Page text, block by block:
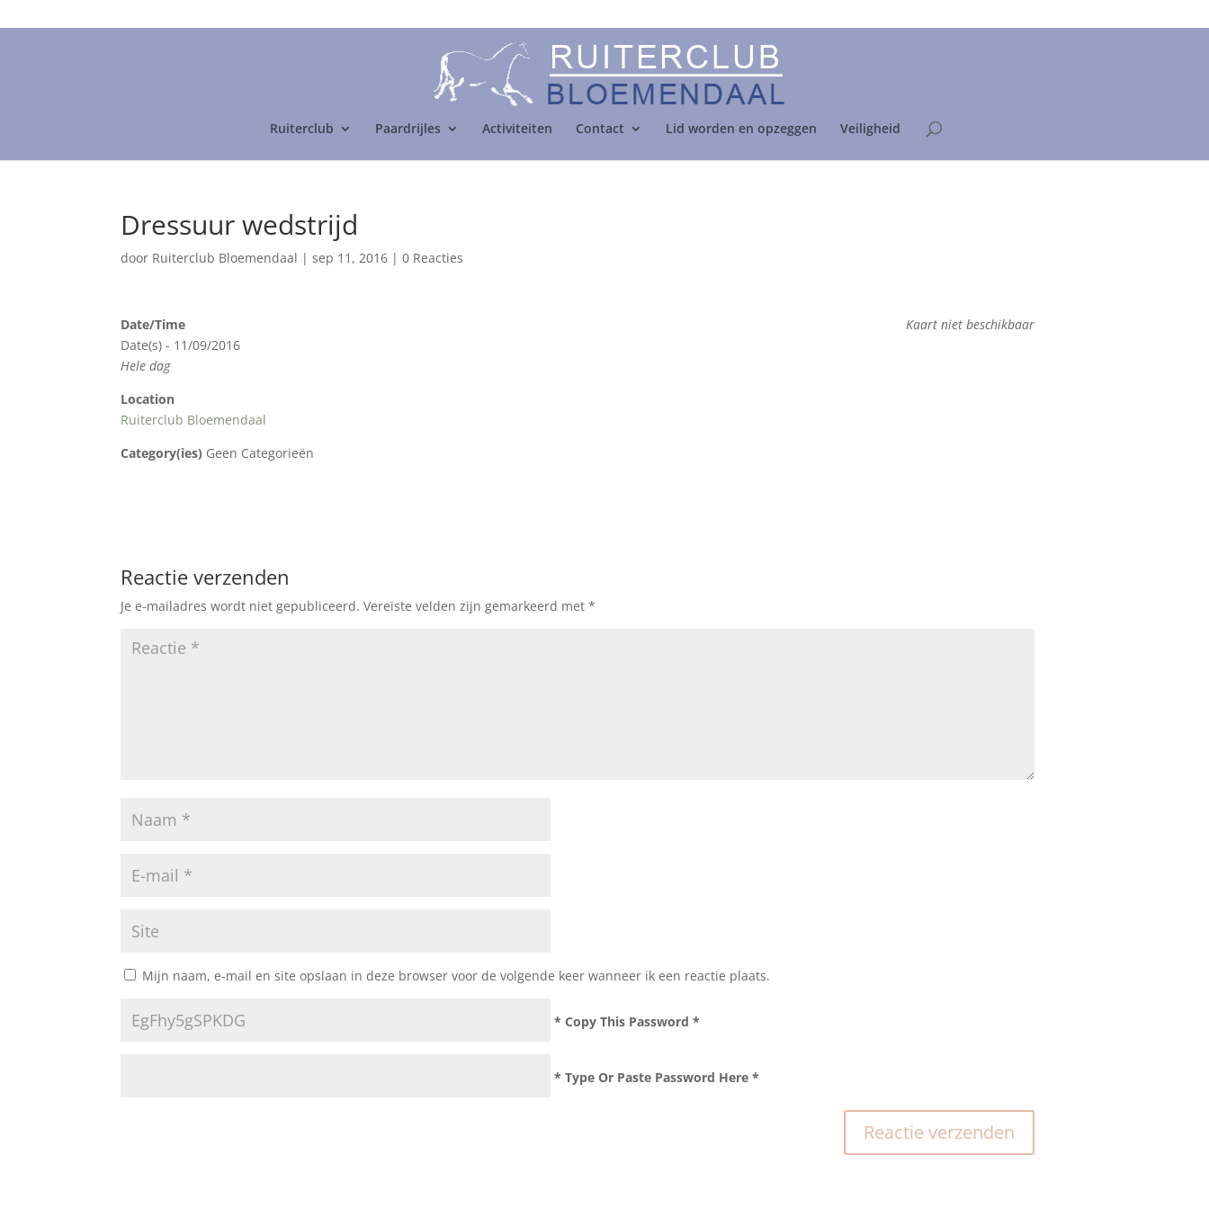
Ruiterclub Paardrijles Activiteiten Contact Lid worden en opzeggen Veiligheid
Dressuur wedstrijd
door Ruiterclub Bloemendaal |sep 11, 2016 |0 Reacties
Kaart niet beschikbaar
Date/Time
Date(s) - 11/09/2016
Hele dag
Location
Ruiterclub Bloemendaal
Category(ies) Geen Categorieën
Reactie verzenden
Je e-mailadres wordt niet gepubliceerd. Vereiste velden zijn gemarkeerd met*
Mijn naam, e-mail en site opslaan in deze browser voor de volgende keer wanneer ik een reactie plaats.
* Copy This Password *
* Type Or Paste Password Here *